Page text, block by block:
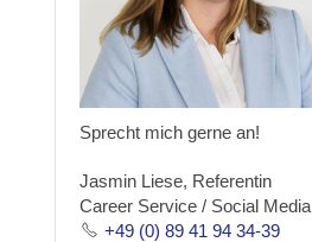
Sprecht mich gerne an!
Jasmin Liese, Referentin
Career Service / Social Media
+49 (0) 89 41 94 34-39